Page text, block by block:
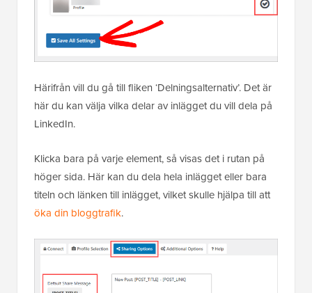
Härifrån vill du gå till fliken ‘Delningsalternativ’. Det är
här du kan välja vilka delar av inlägget du vill dela på
LinkedIn.
Klicka bara på varje element, så visas det i rutan på
höger sida. Här kan du dela hela inlägget eller bara
titeln och länken till inlägget, vilket skulle hjälpa till att
öka din bloggtrafik.